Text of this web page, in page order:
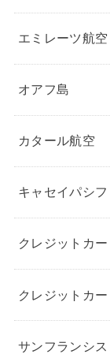
エミレーツ航空
オアフ島
カタール航空
キャセイパシ
クレジットカー
クレジットカ
サンフランシス